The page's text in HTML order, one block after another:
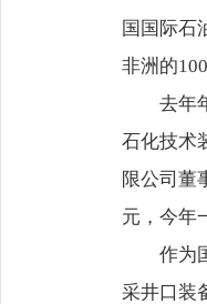
国国际石
非洲的
去年
石化技术
限公司董
元，今年
作为
采井口装